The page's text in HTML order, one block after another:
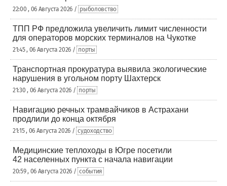
22:00 , 06 Августа 2026 / рыболовство
ТПП РФ предложила увеличить лимит численности
для операторов морских терминалов на Чукотке
21:45 , 06 Августа 2026 / порты
Транспортная прокуратура выявила экологические
нарушения в угольном порту Шахтерск
21:30 , 06 Августа 2026 / порты
Навигацию речных трамвайчиков в Астрахани
продлили до конца октября
21:15 , 06 Августа 2026 / судоходство
Медицинские теплоходы в Югре посетили
42 населенных пункта с начала навигации
20:59 , 06 Августа 2026 / события